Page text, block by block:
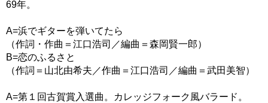
69年。
A=浜でギターを弾いてたら
（作詞・作曲＝江口浩司／編曲＝森岡賢一郎）
B=恋のふるさと
（作詞＝山北由希夫／作曲＝江口浩司／編曲＝武田美智）
A=第１回古賀賞入選曲。カレッジフォーク風バラード。